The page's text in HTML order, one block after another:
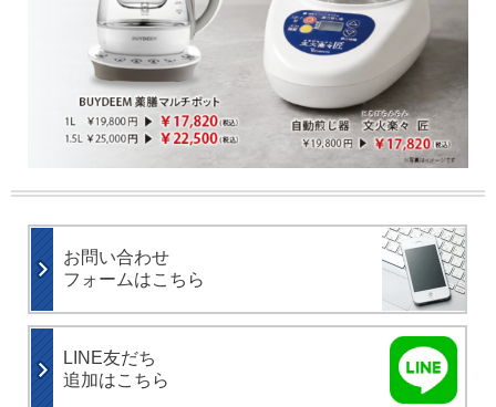
お問い合わせ
フォームはこちら
LINE友だち
追加はこちら